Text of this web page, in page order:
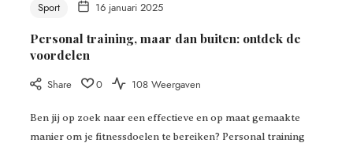
Sport 16 januari 2025
Personal training, maar dan buiten: ontdek de
voordelen
Share 0 108 Weergaven
Ben jij op zoek naar een effectieve en op maat gemaakte
manier om je fitnessdoelen te bereiken? Personal training